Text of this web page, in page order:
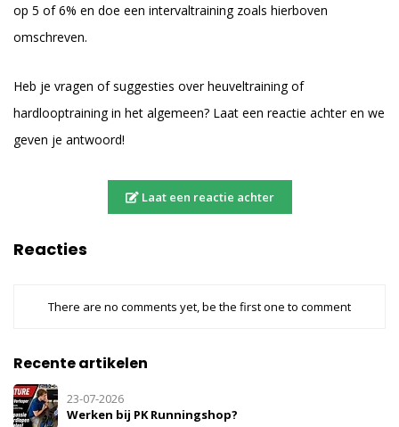
op 5 of 6% en doe een intervaltraining zoals hierboven
omschreven.
Heb je vragen of suggesties over heuveltraining of
hardlooptraining in het algemeen? Laat een reactie achter en we
geven je antwoord!
Laat een reactie achter
Reacties
There are no comments yet, be the first one to comment
Recente artikelen
23-07-2026
Werken bij PK Runningshop?